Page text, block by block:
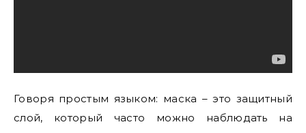
Говоря простым языком: маска – это защитный
слой, который часто можно наблюдать на